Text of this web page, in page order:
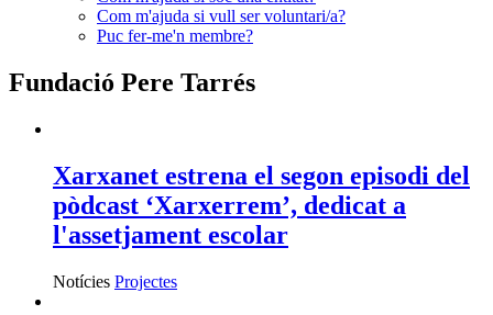
Com m'ajuda si vull ser voluntari/a?
Puc fer-me'n membre?
Fundació Pere Tarrés
Xarxanet estrena el segon episodi del
pòdcast ‘Xarxerrem’, dedicat a
l'assetjament escolar
Notícies Projectes